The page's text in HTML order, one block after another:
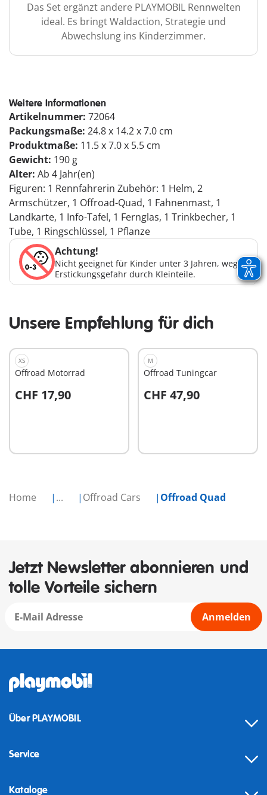
Home ... Offroad Cars Offroad Quad
Das Set ergänzt andere PLAYMOBIL Rennwelten
ideal. Es bringt Waldaction, Strategie und
Abwechslung ins Kinderzimmer.
Weitere Informationen
Artikelnummer: 72064
Packungsmaße: 24.8 x 14.2 x 7.0 cm
Produktmaße: 11.5 x 7.0 x 5.5 cm
Gewicht: 190 g
Alter: Ab 4 Jahr(en)
Figuren: 1 Rennfahrerin Zubehör: 1 Helm, 2
Armschützer, 1 Offroad-Quad, 1 Fahnenmast, 1
Landkarte, 1 Info-Tafel, 1 Fernglas, 1 Trinkbecher, 1
Tube, 1 Ringschlüssel, 1 Pflanze
Achtung!
Nicht geeignet für Kinder unter 3 Jahren, wegen
Erstickungsgefahr durch Kleinteile.
Unsere Empfehlung für dich
XS
Offroad Motorrad
CHF 17,90
In den Warenkorb
M
Offroad Tuningcar
CHF 47,90
In den Warenkorb
Jetzt Newsletter abonnieren und
tolle Vorteile sichern
Anmelden
Über PLAYMOBIL
Service
Kataloge